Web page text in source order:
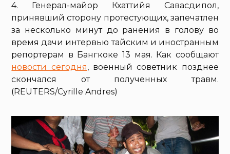
4. Генерал-майор Кхаттийя Савасдипол,
принявший сторону протестующих, запечатлен
за несколько минут до ранения в голову во
время дачи интервью тайским и иностранным
репортерам в Бангкоке 13 мая. Как сообщают
новости сегодня, военный советник позднее
скончался от полученных травм.
(REUTERS/Cyrille Andres)